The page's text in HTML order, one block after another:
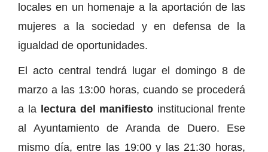
locales en un homenaje a la aportación de las
mujeres a la sociedad y en defensa de la
igualdad de oportunidades.
El acto central tendrá lugar el domingo 8 de
marzo a las 13:00 horas, cuando se procederá
a la lectura del manifiesto institucional frente
al Ayuntamiento de Aranda de Duero. Ese
mismo día, entre las 19:00 y las 21:30 horas,